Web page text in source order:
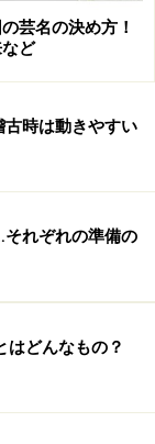
ご確認くださ
芸名の決め方！
ど
時は動きやすい
れぞれの準備の
どんなもの？